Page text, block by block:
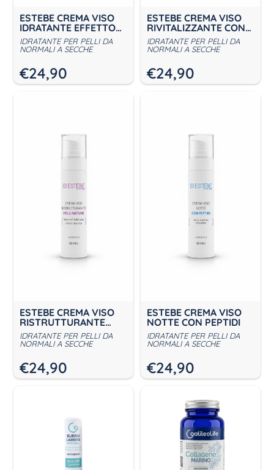
ESTEBE CREMA VISO
IDRATANTE EFFETTO
BARRIERA
IDRATANTE PER PELLI DA
NORMALI A SECCHE
€24,90
ESTEBE CREMA VISO
RIVITALIZZANTE CON
VITAMINA C
IDRATANTE PER PELLI DA
NORMALI A SECCHE
€24,90
ESTEBE CREMA VISO
RISTRUTTURANTE
PELLI MATURE
IDRATANTE PER PELLI DA
NORMALI A SECCHE
€24,90
ESTEBE CREMA VISO
NOTTE CON PEPTIDI
IDRATANTE PER PELLI DA
NORMALI A SECCHE
€24,90